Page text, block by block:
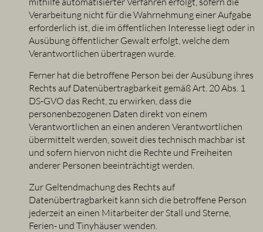
Verarbeitung nicht für die Wahrnehmung einer Aufgabe
erforderlich ist, die im öffentlichen Interesse liegt oder in
Ausübung öffentlicher Gewalt erfolgt, welche dem
Verantwortlichen übertragen wurde.
Ferner hat die betroffene Person bei der Ausübung ihres
Rechts auf Datenübertragbarkeit gemäß Art. 20 Abs. 1
DS-GVO das Recht, zu erwirken, dass die
personenbezogenen Daten direkt von einem
Verantwortlichen an einen anderen Verantwortlichen
übermittelt werden, soweit dies technisch machbar ist
und sofern hiervon nicht die Rechte und Freiheiten
anderer Personen beeinträchtigt werden.
Zur Geltendmachung des Rechts auf
Datenübertragbarkeit kann sich die betroffene Person
jederzeit an einen Mitarbeiter der Stall und Sterne,
Ferien- und Tinyhäuser wenden.